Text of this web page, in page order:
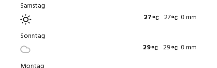
Samstag
0 mm
27
27
Sonntag
0 mm
29
29